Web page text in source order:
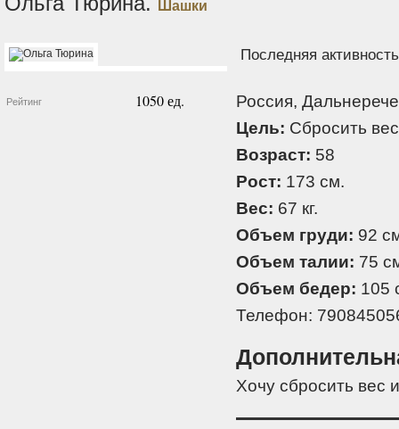
Шашки
Рейтинг 1050 ед.
Последняя
Россия,
Цель: Сбросить вес
Возраст: 58
Рост: 173 см.
Вес: 67 кг.
Объем груди: 92
Объем талии: 75
Объем бедер: 105
Телефон:
Хочу сбросить вес